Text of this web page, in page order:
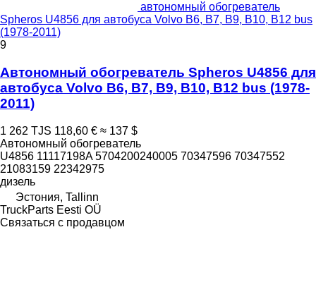
автономный обогреватель
Spheros U4856 для автобуса Volvo B6, B7, B9, B10, B12 bus
(1978-2011)
9
Автономный обогреватель Spheros U4856 для
автобуса Volvo B6, B7, B9, B10, B12 bus (1978-
2011)
1 262 TJS 118,60 € ≈ 137 $
Автономный обогреватель
U4856 11117198A 5704200240005 70347596 70347552
21083159 22342975
дизель
Эстония, Tallinn
TruckParts Eesti OÜ
Связаться с продавцом